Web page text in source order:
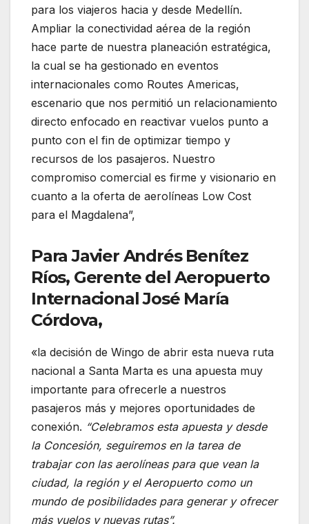
para los viajeros hacia y desde Medellín.
Ampliar la conectividad aérea de la región
hace parte de nuestra planeación estratégica,
la cual se ha gestionado en eventos
internacionales como Routes Americas,
escenario que nos permitió un relacionamiento
directo enfocado en reactivar vuelos punto a
punto con el fin de optimizar tiempo y
recursos de los pasajeros. Nuestro
compromiso comercial es firme y visionario en
cuanto a la oferta de aerolíneas Low Cost
para el Magdalena”,
Para Javier Andrés Benítez
Ríos, Gerente del Aeropuerto
Internacional José María
Córdova,
«la decisión de Wingo de abrir esta nueva ruta
nacional a Santa Marta es una apuesta muy
importante para ofrecerle a nuestros
pasajeros más y mejores oportunidades de
conexión. “Celebramos esta apuesta y desde
la Concesión, seguiremos en la tarea de
trabajar con las aerolíneas para que vean la
ciudad, la región y el Aeropuerto como un
mundo de posibilidades para generar y ofrecer
más vuelos y nuevas rutas”.